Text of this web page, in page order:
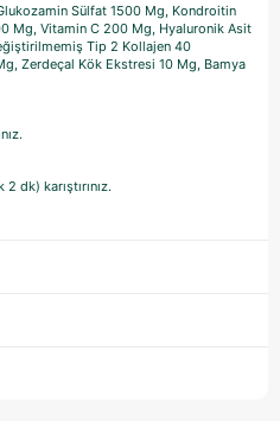
Sülfat 1500 Mg, Kondroitin
Mg, Vitamin C 200 Mg, Hyaluronik Asit
Tip 2 Kollajen 40
Zerdeçal Kök Ekstresi 10 Mg, Bamya
dk) karıştırınız.